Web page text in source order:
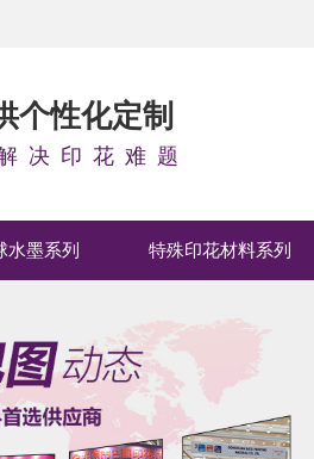
个性化定制
决印花难题
水墨系列 特殊印花材料系列